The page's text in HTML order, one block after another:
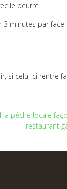
le beurre.
minutes par face
si celui-ci rentre
la pêche locale
restaurant